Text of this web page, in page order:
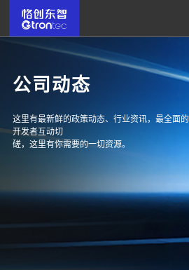
公司动态
这里有最新鲜的政策动态、行业资讯，最全面
开发者互动切
磋，这里有你需要的一切资源。